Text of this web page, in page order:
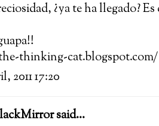
¿ya te ha llegado?
thinking-cat.blogspot.com/
2011 17:20
said...